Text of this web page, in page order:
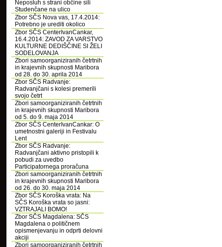
Neposluh s strani občine sili
Studenčane na ulico
Zbor SČS Nova vas, 17.4.2014:
Potrebno je urediti okolico
Zbor SČS CenterIvanCankar,
16.4.2014: ZAVOD ZA VARSTVO
KULTURNE DEDIŠČINE SI ŽELI
SODELOVANJA
Zbori samoorganiziranih četrtnih
in krajevnih skupnosti Maribora
od 28. do 30. aprila 2014
Zbor SČS Radvanje:
Radvanjčani s kolesi premerili
svojo četrt
Zbori samoorganiziranih četrtnih
in krajevnih skupnosti Maribora
od 5. do 9. maja 2014
Zbor SČS CenterIvanCankar: O
umetnostni galeriji in Festivalu
Lent
Zbor SČS Radvanje:
Radvanjčani aktivno pristopili k
pobudi za uvedbo
Participatornega proračuna
Zbori samoorganiziranih četrtnih
in krajevnih skupnosti Maribora
od 26. do 30. maja 2014
Zbor SČS Koroška vrata: Na
SČS Koroška vrata so jasni:
VZTRAJALI BOMO!
Zbor SČS Magdalena: SČS
Magdalena o političnem
opismenjevanju in odprti delovni
akciji
Zbori samoorganiziranih četrtnih